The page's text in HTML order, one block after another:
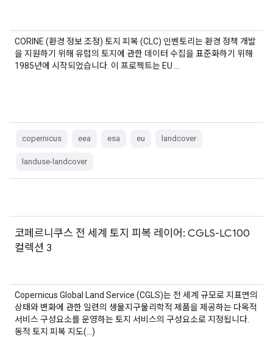
CORINE (환경 정보 조정) 토지 피복 (CLC) 인벤토리는 환경 정책 개발
을 지원하기 위해 유럽의 토지에 관한 데이터 수집을 표준화하기 위해
1985년에 시작되었습니다. 이 프로젝트는 EU …
copernicus eea esa eu landcover
landuse-landcover
코페르니쿠스 전 세계 토지 피복 레이어: CGLS-LC100
컬렉션 3
Copernicus Global Land Service (CGLS)는 전 세계 규모로 지표면의
상태와 변화에 관한 일련의 생물지구물리학적 제품을 제공하는 다목적
서비스 구성요소를 운영하는 토지 서비스의 구성요소로 지정됩니다.
동적 토지 피복 지도(…)